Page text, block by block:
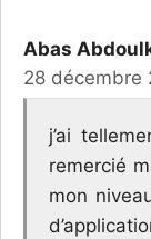
Abas
28 décembre
j’ai
remercié
mon